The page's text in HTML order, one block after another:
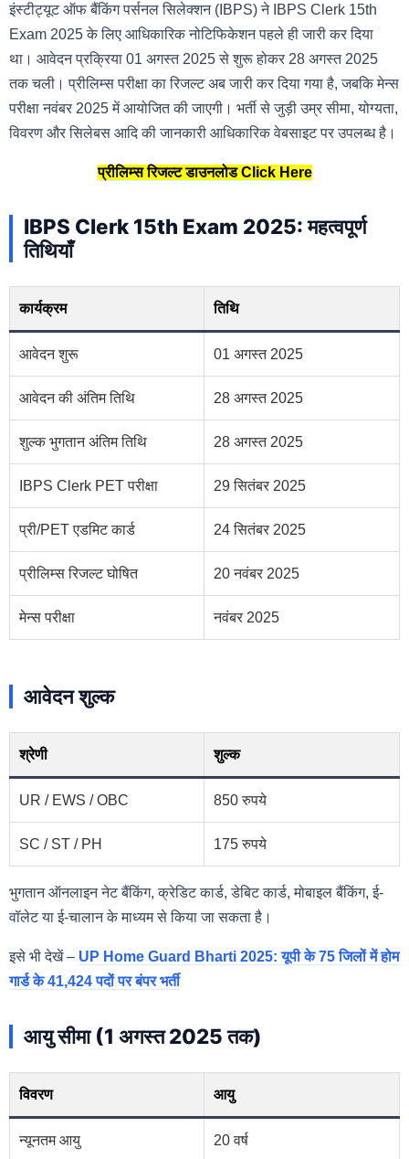
इंस्टीट्यूट ऑफ बैंकिंग पर्सनल सिलेक्शन (IBPS) ने IBPS Clerk 15th
Exam 2025 के लिए आधिकारिक नोटिफिकेशन पहले ही जारी कर दिया
था। आवेदन प्रक्रिया 01 अगस्त 2025 से शुरू होकर 28 अगस्त 2025
तक चली। प्रीलिम्स परीक्षा का रिजल्ट अब जारी कर दिया गया है, जबकि मेन्स
परीक्षा नवंबर 2025 में आयोजित की जाएगी। भर्ती से जुड़ी उम्र सीमा, योग्यता,
विवरण और सिलेबस आदि की जानकारी आधिकारिक वेबसाइट पर उपलब्ध है।
प्रीलिम्स रिजल्ट डाउनलोड Click Here
IBPS Clerk 15th Exam 2025: महत्वपूर्ण
तिथियाँ
कार्यक्रम तिथि
आवेदन शुरू 01 अगस्त 2025
आवेदन की अंतिम तिथि 28 अगस्त 2025
शुल्क भुगतान अंतिम तिथि 28 अगस्त 2025
IBPS Clerk PET परीक्षा 29 सितंबर 2025
प्री/PET एडमिट कार्ड 24 सितंबर 2025
प्रीलिम्स रिजल्ट घोषित 20 नवंबर 2025
मेन्स परीक्षा नवंबर 2025
आवेदन शुल्क
श्रेणी शुल्क
UR / EWS / OBC 850 रुपये
SC / ST / PH 175 रुपये
भुगतान ऑनलाइन नेट बैंकिंग, क्रेडिट कार्ड, डेबिट कार्ड, मोबाइल बैंकिंग, ई-
वॉलेट या ई-चालान के माध्यम से किया जा सकता है।
इसे भी देखें – UP Home Guard Bharti 2025: यूपी के 75 जिलों में होम
गार्ड के 41,424 पदों पर बंपर भर्ती
आयु सीमा (1 अगस्त 2025 तक)
विवरण आयु
न्यूनतम आयु 20 वर्ष